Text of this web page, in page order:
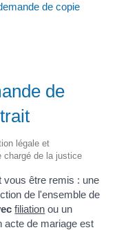
de copie
de
légale et
chargé de la justice
vous être remis : une
de l'ensemble de
filiation ou un
acte de mariage est